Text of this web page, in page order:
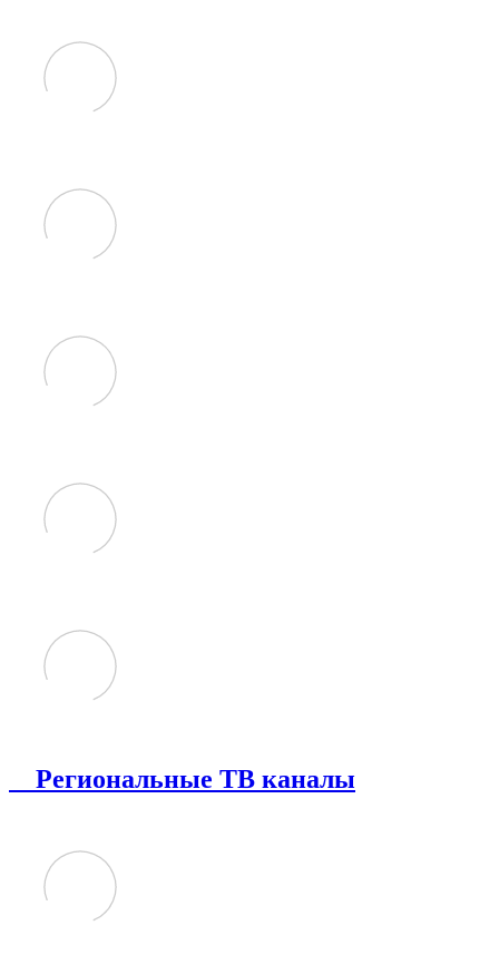
Региональные ТВ каналы